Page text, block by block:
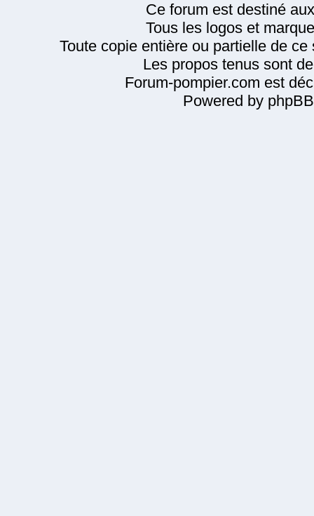
Ce forum est destiné
Tous les logos et
Toute copie entière ou partielle de
Les propos tenus sont
Forum-pompier.com est
Powered by